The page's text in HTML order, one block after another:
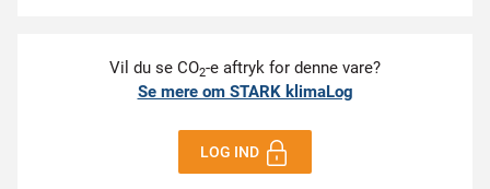
Vil du se CO2-e aftryk for denne vare?
Se mere om STARK klimaLog
LOG IND